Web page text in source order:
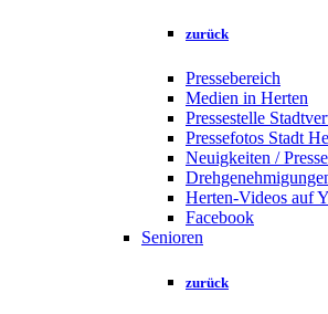
zurück
Pressebereich
Medien in Herten
Pressestelle
Pressefotos Stadt
Neuigkeiten /
Herten-Videos auf
Facebook
Senioren
zurück